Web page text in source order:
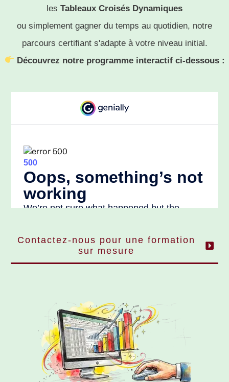
les Tableaux Croisés Dynamiques
ou simplement gagner du temps au quotidien, notre
parcours certifiant s'adapte à votre niveau initial.
Découvrez notre programme interactif ci-dessous :
Contactez-nous pour une formation
sur mesure